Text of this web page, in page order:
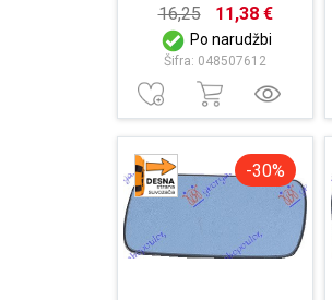
16,25 11,38 €
Po narudžbi
Šifra: 048507612
-30%